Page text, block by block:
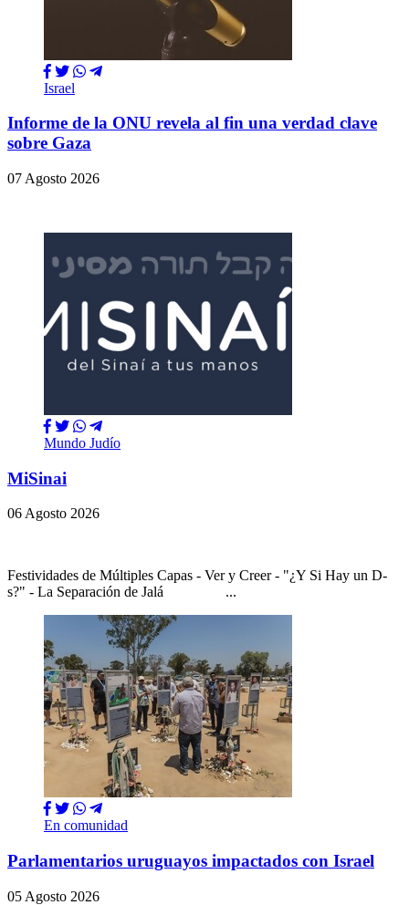
Israel
Informe de la ONU revela al fin una verdad clave
sobre Gaza
07 Agosto 2026
Mundo Judío
MiSinai
06 Agosto 2026
Festividades de Múltiples Capas - Ver y Creer - "¿Y Si Hay un D-
s?" - La Separación de Jalá ...
En comunidad
Parlamentarios uruguayos impactados con Israel
05 Agosto 2026